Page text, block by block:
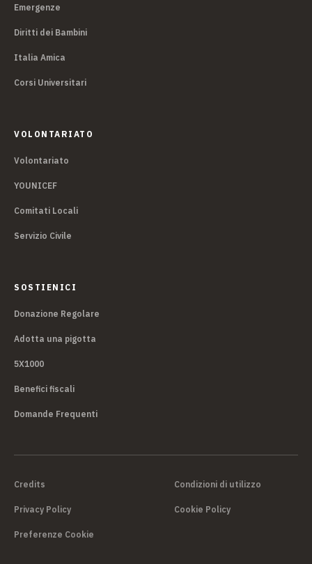
Emergenze
Diritti dei Bambini
Italia Amica
Corsi Universitari
VOLONTARIATO
Volontariato
YOUNICEF
Comitati Locali
Servizio Civile
SOSTIENICI
Donazione Regolare
Adotta una pigotta
5X1000
Benefici fiscali
Domande Frequenti
Credits Condizioni di utilizzo
Privacy Policy Cookie Policy
Preferenze Cookie